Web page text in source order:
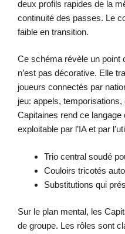
deux profils rapides de la
continuité des passes. Le
faible en transition.
Ce schéma révèle un point
n’est pas décorative. Elle
joueurs connectés par
jeu: appels,
Capitaines rend ce
exploitable par l’IA et par
Trio central soudé
Couloirs tricotés
Substitutions qui
Sur le plan mental, les
de groupe. Les rôles sont